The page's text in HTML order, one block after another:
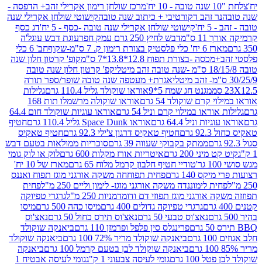
מרכז שולחן רימון אקרילי זהב+ הדפסה -
זהב דקורטיבי + כיתוב שנה טובהקישוטי שולחן אקרילי שנה
קישוטי שולחן אקרילי שנה טובה -כסף - 5 יח'
דג כסף
ס"מ
דבש לחיץ 250 גרם עמק חפר
עוגת דבש עוגל'ה
בצורת רימון ק. 7 ס"מ-שקוף
חב' 6 כלי
-בצורת תפוח 12.8*13.8*7 ס"מ
קופ' קרטון חלון שנה
קפ' קרטון חלון שנה טובה
אגרת+ מעטפה שנה טובה שופר/ספר תורה
מגנט חג שמח 5*9
אוראו שוקולד גליל 110.4 גרם
גלילות
קרם שוקולד 54 גרם
אוראו שוקולה מרשמלו תות 168
במילוי קרם וניל 54 גרם
אוראו עוגיות שוקולד חום 64.4
וניל 64.4 גרם
אוראו Space Dunk גליל 110.4 גרם
חטיף
חטיף טאקיס דרגון צ'ילי 92.3 גרם
חטיף טאקיס
ממתק בקבוקי שעווה 39 גרם
סוכריות ממולאות בטעם דבש
200 גרם
איטריות אורז מקלות 600 גרם
לוק או לוק גומי
טודיי חטיף חלבון קרמל מלוח 65 גרם
מארז של 10 יח'
140 גרם
פחית תפוחחה משקה אורגני מוגז תפוח ואננס
לימוננדה משקה אורגני מוגז- לימון וליים 250 מ"ל
פחית
מוגז תפוזי דם ודומדמניות 250 מ"ל
גרגרי טפיוקה
גרגרי טפיוקה גדולים 400 גרם
מיסו כהה 500 גרם
מיסו
נאצ'וס טבעי 50 גרם
נאצ'וס תירס כחול 50 גרם
נאצ'וס
פרינגלס סין פלפל ופרמזן 110 גרם
ביאנקה שוקולד
ביאנקה שוקולד מריר 72% 100 גרם
ביאנקה שוקולד
ביאנקה שוקולד לבן בטעם קרמל 100 גרם
ביאנקה
גרם
גומי לעיסה צבעוני 1 ק"ג גומי לעיסה אבטיח 1